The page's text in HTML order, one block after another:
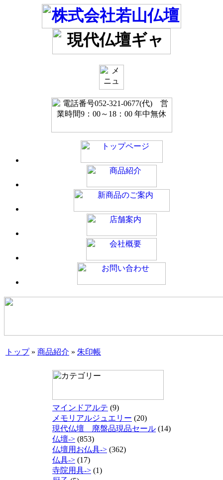
トップ» 商品紹介 » 朱印帳
マインドアルテ (9)
メモリアルジュエリー (20)
現代仏壇 廃盤品現品セール (14)
仏壇-> (853)
仏壇用お仏具-> (362)
仏具-> (17)
寺院用具-> (1)